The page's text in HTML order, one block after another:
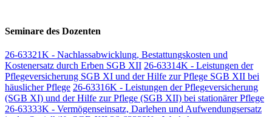
Seminare des Dozenten
26-63321K - Nachlassabwicklung, Bestattungskosten und
Kostenersatz durch Erben SGB XII 26-63314K - Leistungen der
Pflegeversicherung SGB XI und der Hilfe zur Pflege SGB XII bei
häuslicher Pflege 26-63316K - Leistungen der Pflegeversicherung
(SGB XI) und der Hilfe zur Pflege (SGB XII) bei stationärer Pflege
26-63333K - Vermögenseinsatz, Darlehen und Aufwendungsersatz